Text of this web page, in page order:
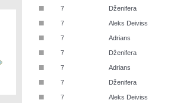
■ 7 Dženifera
■ 7 Aleks Deiviss
■ 7 Adrians
■ 7 Dženifera
■ 7 Adrians
■ 7 Dženifera
■ 7 Aleks Deiviss